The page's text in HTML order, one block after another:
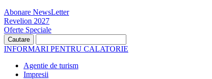
Abonare NewsLetter
Revelion 2027
Oferte Speciale
INFORMARI PENTRU CALATORIE
Agentie de turism
Impresii